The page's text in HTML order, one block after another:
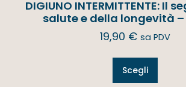
DIGIUNO INTERMITTENTE: Il
salute e della longevità
19,90 € sa PDV
Scegli